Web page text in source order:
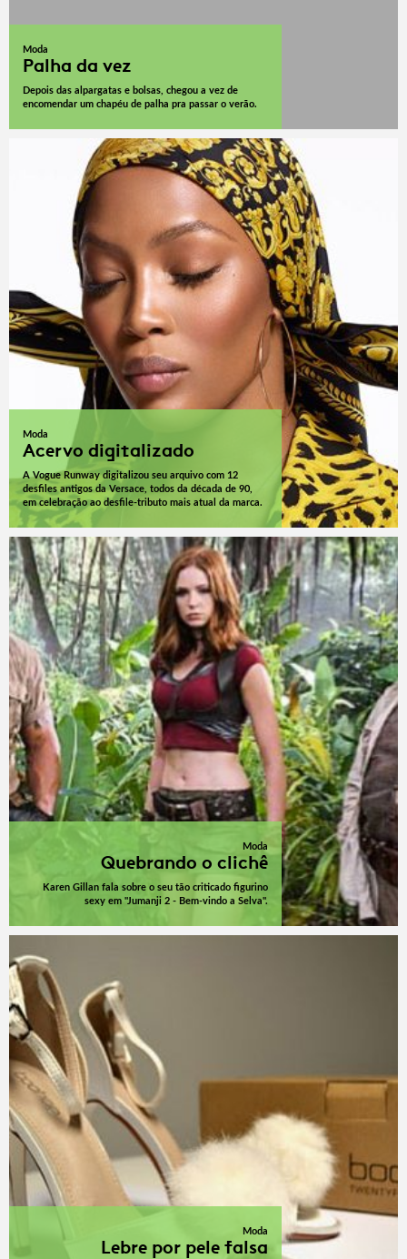
Moda
Palha da vez
Depois das alpargatas e bolsas, chegou a vez de
encomendar um chapéu de palha pra passar o verão.
Moda
Acervo digitalizado
A Vogue Runway digitalizou seu arquivo com 12
desfiles antigos da Versace, todos da década de 90,
em celebração ao desfile-tributo mais atual da marca.
Moda
Quebrando o clichê
Karen Gillan fala sobre o seu tão criticado figurino
sexy em "Jumanji 2 - Bem-vindo a Selva".
Moda
Lebre por pele falsa